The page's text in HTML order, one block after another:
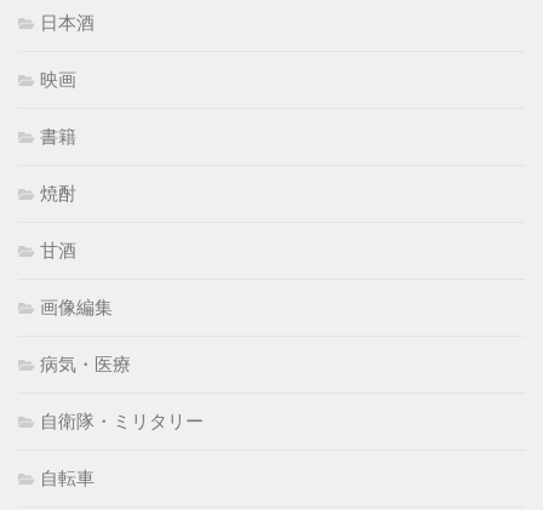
日本酒
映画
書籍
焼酎
甘酒
画像編集
病気・医療
自衛隊・ミリタリー
自転車